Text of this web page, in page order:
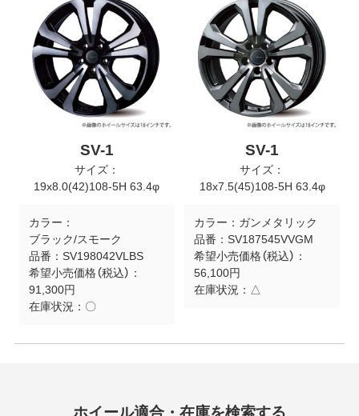
SV-1
サイズ：
19x8.0(42)108-5H 63.4φ
カラー：
ブラック/スモーク
品番： SV198042VLBS
希望小売価格（税込）：
91,300円
在庫状況： 〇
SV-1
サイズ：
18x7.5(45)108-5H 63.4φ
カラー： ガンメタリック
品番： SV187545VVGM
希望小売価格（税込）：
56,100円
在庫状況： △
ホイール適合・在庫を検索する